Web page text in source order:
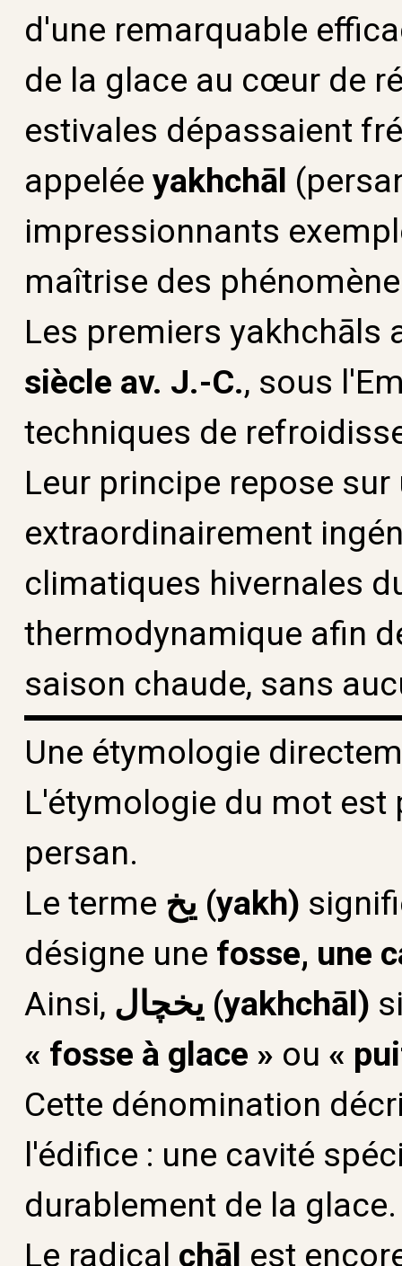
d'une remarquable
de la glace au cœur de
estivales dépassaient
appelée yakhchāl
impressionnants
maîtrise des
Les premiers
siècle av. J.-C., sous
techniques de
Leur principe repose
extraordinairement
climatiques hivernales
thermodynamique afin
saison chaude, sans
Une étymologie
L'étymologie du mot
persan.
Le terme
یخ (yakh)
désigne une fosse, une
Ainsi,
یخچال (yakhchāl)
« fosse à glace » ou «
Cette dénomination
l'édifice : une cavité
durablement de la glace.
Le radical chāl est